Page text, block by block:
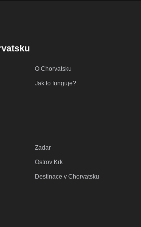
O Chorvatsku
Jak to funguje?
Zadar
Ostrov Krk
Destinace v Chorvatsku